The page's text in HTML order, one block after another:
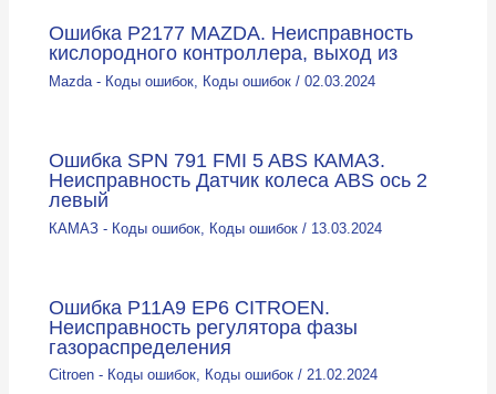
Ошибка P2177 MAZDA. Неисправность
кислородного контроллера, выход из
Mazda - Коды ошибок Коды ошибок /02.03.2024
Ошибка SPN 791 FMI 5 ABS КАМАЗ.
Неисправность Датчик колеса ABS ось 2
левый
КАМАЗ - Коды ошибок Коды ошибок / 13.03.2024
Ошибка P11A9 EP6 CITROEN.
Неисправность регулятора фазы
газораспределения
Citroen - Коды ошибок, Коды ошибок /21.02.2024